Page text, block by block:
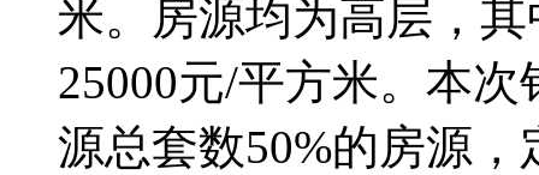
米。房源均为高层，
25000元/平方米。本
源总套数50%的房源